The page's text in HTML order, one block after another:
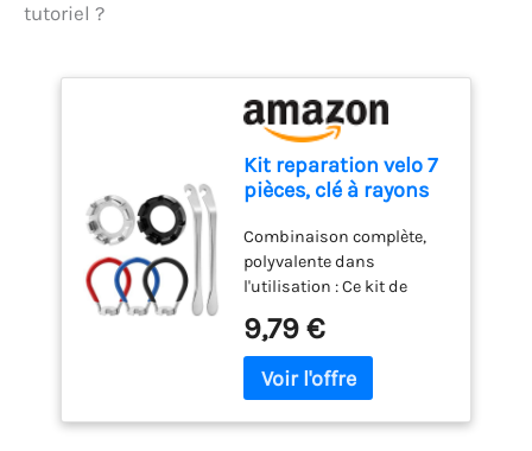
tutoriel ?
Kit reparation velo 7
pièces, clé à rayons
demonte pneu
Combinaison complète,
polyvalente dans
l'utilisation : Ce kit de
contient 2 demonte pneu
velo, 3 clés à rayons vélo
avec poignée
9,79 €